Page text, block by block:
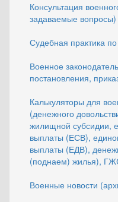
Консультация
задаваемые вопросы)
Судебная практика
Военное
постановления,
Калькуляторы для
(денежного
жилищной субсидии,
выплаты (ЕСВ),
выплаты (ЕДВ),
(поднаем) жилья),
Военные новости